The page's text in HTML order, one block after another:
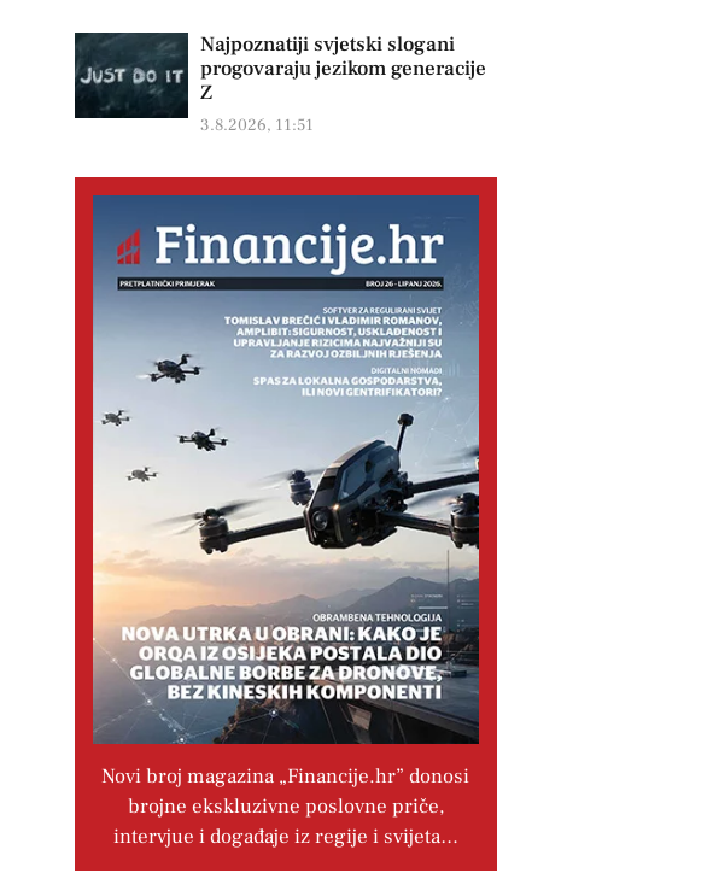
Najpoznatiji svjetski slogani
progovaraju jezikom generacije
Z
3.8.2026, 11:51
Novi broj magazina „Financije.hr” donosi
brojne ekskluzivne poslovne priče,
intervjue i događaje iz regije i svijeta…